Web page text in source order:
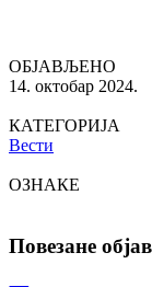
ОБЈАВЉЕНО
14. октобар 2024.
КАТЕГОРИЈА
Вести
ОЗНАКЕ
Повезане